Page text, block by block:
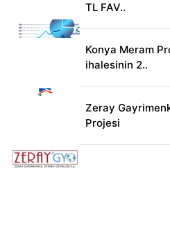
TL FAV..
Konya Meram
ihalesinin 2..
Zeray
Projesi